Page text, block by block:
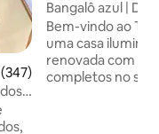
uma avaliação média de
y
Bangalô azul |
de jogos + ar-
estacionamento |
Bem-vindo ao
uma casa
renovada com 4
completos no